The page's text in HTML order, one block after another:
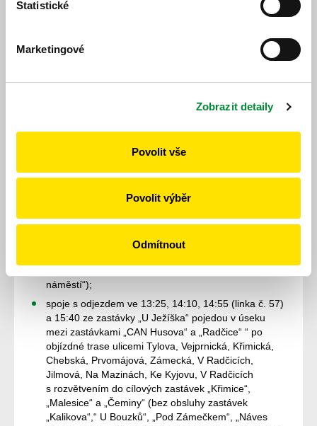
Statistické
Marketingové
Zobrazit detaily
Povolit vše
Povolit výběr
Odmítnout
Husova“ po objízdné trase ulicemi Jilmová, Na
Skvrňanská, Husova (bez obsluhy zastávek „Náves
„Kalikova“);
Změny linek č. 35 a 57 ve směru ze směru z centra:
Ježíška“ pojede po stálé trase;
spoj s odjezdem ve 12:40 ze zastávky „U Ježíška“
„Křimice“ po objízdné trase ulicemi Tylova,
Vejprnická, Křimická, Chebská, Prvomájová (bez
náměstí“);
spoje s odjezdem ve 13:25, 14:10, 14:55 (linka č. 57)
a 15:40 ze zastávky „U Ježíška“ pojedou v úseku
mezi zastávkami „CAN Husova“ a „Radčice“ “ po
objízdné trase ulicemi Tylova, Vejprnická, Křimická,
Chebská, Prvomájová, Zámecká, V Radčicích,
Jilmová, Na Mazinách, Ke Kyjovu, V Radčicích
s rozvětvením do cílových zastávek „Křimice“,
„Malesice“ a „Čeminy“ (bez obsluhy zastávek
„Kalikova“,“ U Bouzků“, „Pod Zámečkem“, „Náves